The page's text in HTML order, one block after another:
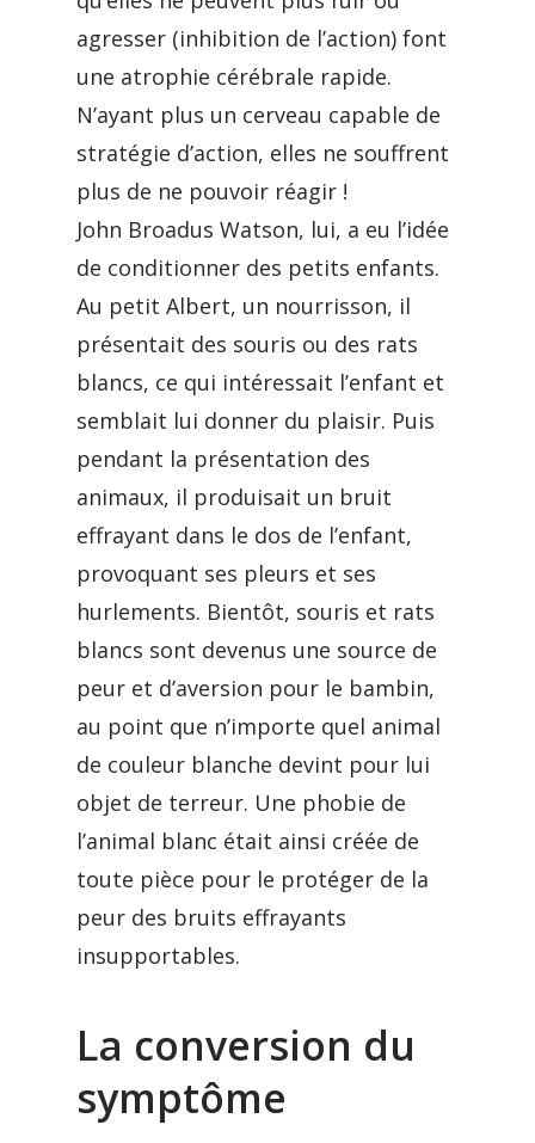
agresser (inhibition de l’action) font
une atrophie cérébrale rapide.
N’ayant plus un cerveau capable de
stratégie d’action, elles ne souffrent
plus de ne pouvoir réagir !
John Broadus Watson, lui, a eu l’idée
de conditionner des petits enfants.
Au petit Albert, un nourrisson, il
présentait des souris ou des rats
blancs, ce qui intéressait l’enfant et
semblait lui donner du plaisir. Puis
pendant la présentation des
animaux, il produisait un bruit
effrayant dans le dos de l’enfant,
provoquant ses pleurs et ses
hurlements. Bientôt, souris et rats
blancs sont devenus une source de
peur et d’aversion pour le bambin,
au point que n’importe quel animal
de couleur blanche devint pour lui
objet de terreur. Une phobie de
l’animal blanc était ainsi créée de
toute pièce pour le protéger de la
peur des bruits effrayants
insupportables.
La conversion du
symptôme